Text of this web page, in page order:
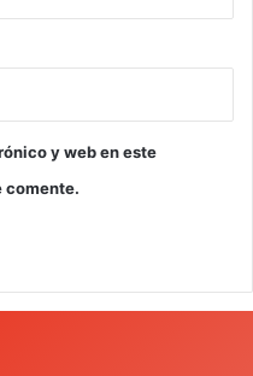
y web en este
comente.